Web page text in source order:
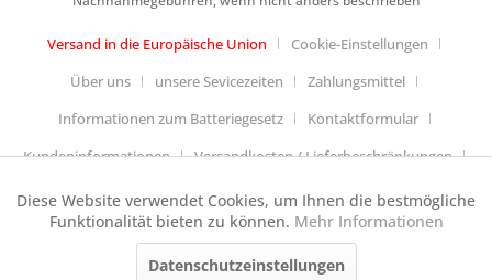
Versand in die Europäische Union
Cookie-Einstellungen
Über uns
unsere Sevicezeiten
Zahlungsmittel
Informationen zum Batteriegesetz
Kontaktformular
Kundeninformationen
Versandkosten / Lieferbeschränkungen
Widerrufsbelehrung & Muster-Widerrufsformular
Datenschutzerklärung
Allgemeine Geschäftsbedingungen
Impressum Cookie-Einstellungen
Funktionale Aktiv
Diese Website verwendet Cookies, um Ihnen die bestmögliche
Funktionalität bieten zu können. Mehr Informationen
Datenschutzeinstellungen